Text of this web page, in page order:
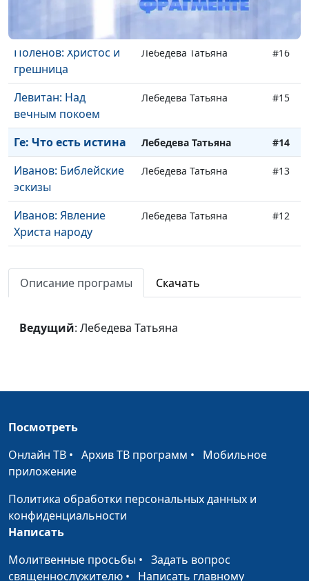
Лебедева Татьяна
Поленов: Христос и
грешница
Лебедева Татьяна #16
Левитан: Над
вечным покоем
Лебедева Татьяна #15
Ге: Что есть истина Лебедева Татьяна #14
Иванов: Библейские
эскизы
Лебедева Татьяна #13
Иванов: Явление
Христа народу
Лебедева Татьяна #12
Описание програмы Скачать
Ведущий: Лебедева Татьяна
Посмотреть
Онлайн ТВ • Архив ТВ программ • Мобильное
приложение
Политика обработки персональных данных и
конфиденциальности
Написать
Молитвенные просьбы • Задать вопрос
священнослужителю • Написать главному